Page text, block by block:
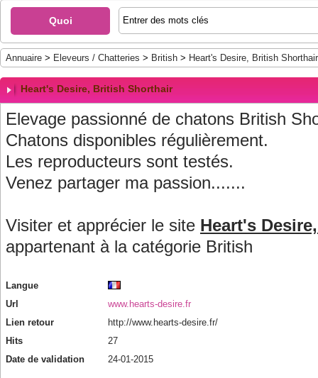
Quoi
Annuaire > Eleveurs / Chatteries > British > Heart's Desire, British Shorthair
Heart's Desire, British Shorthair
Elevage passionné de chatons British
Chatons disponibles régulièrement.
Les reproducteurs sont testés.
Venez partager ma passion.......
Visiter et apprécier le site Heart's
appartenant à la catégorie British
Langue
Url
www.hearts-desire.fr
Lien retour
http://www.hearts-desire.fr/
Hits
27
Date de validation
24-01-2015